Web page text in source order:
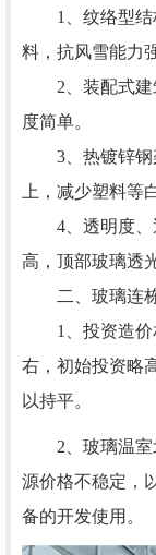
1、纹络型结
料，抗风雪能力
2、装配式建
度简单。
3、热镀锌钢
上，减少塑料等
4、透明度、
高，顶部玻璃透
二、玻璃连栋
1、投资造价
右，初始投资略
以持平。
2、玻璃温
源价格不稳定，
备的开发使用。